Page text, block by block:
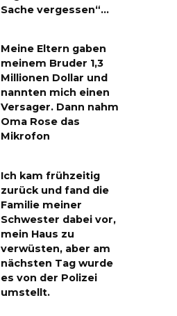
Sache vergessen“…
Meine Eltern gaben
meinem Bruder 1,3
Millionen Dollar und
nannten mich einen
Versager. Dann nahm
Oma Rose das
Mikrofon
Ich kam frühzeitig
zurück und fand die
Familie meiner
Schwester dabei vor,
mein Haus zu
verwüsten, aber am
nächsten Tag wurde
es von der Polizei
umstellt.